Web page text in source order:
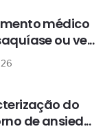
médico
ou ve...
do
de ansied...